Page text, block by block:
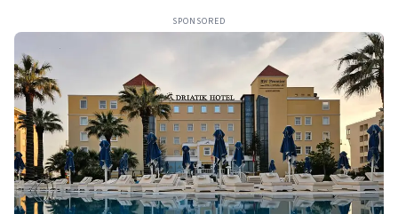
SPONSORED